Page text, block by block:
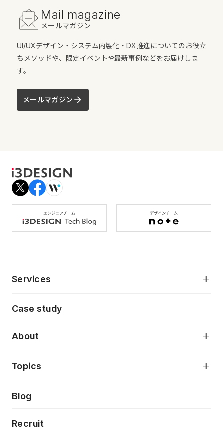
Mail magazine
メールマガジン
UI/UXデザイン・システム内製化・DX推進についてのお役立
ちメソッドや、限定イベントや最新事例などをお届けしま
す。
メールマガジン
Services
AI駆動開発支援
モダナイゼーション
特徴量エンジニアリングと生成AI
デジタルプロダクトデザイン
デザインシステム構築支援
フロントエンド開発
Case study
About
当社が目指しているもの
Topics
Press release
News
Blog
Recruit